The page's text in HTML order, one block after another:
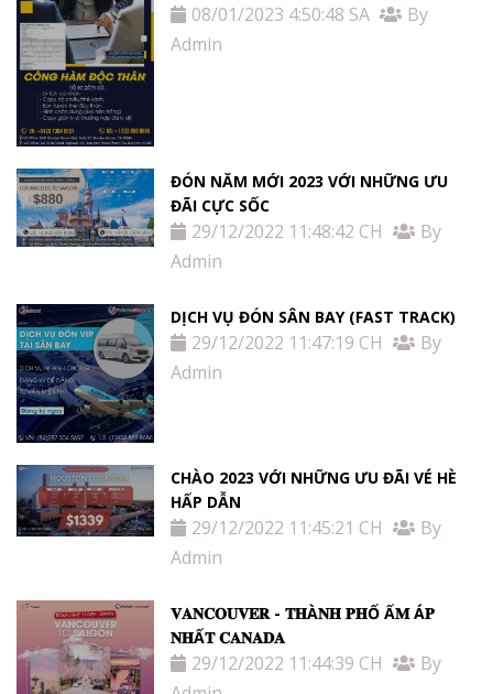
08/01/2023 4:50:48 SA
By
Admin
ĐÓN NĂM MỚI 2023 VỚI NHỮNG ƯU
ĐÃI CỰC SỐC
29/12/2022 11:48:42 CH
By
Admin
DỊCH VỤ ĐÓN SÂN BAY (FAST TRACK)
29/12/2022 11:47:19 CH
By
Admin
CHÀO 2023 VỚI NHỮNG ƯU ĐÃI VÉ HÈ
HẤP DẪN
29/12/2022 11:45:21 CH
By
Admin
𝐕𝐀𝐍𝐂𝐎𝐔𝐕𝐄𝐑 - 𝐓𝐇À𝐍𝐇 𝐏𝐇Ố Ấ𝐌 Á𝐏
𝐍𝐇Ấ𝐓 𝐂𝐀𝐍𝐀𝐃𝐀
29/12/2022 11:44:39 CH
By